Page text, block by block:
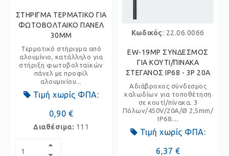
ΣΤΗΡΙΓΜΑ ΤΕΡΜΑΤΙΚΟ ΓΙΑ
ΦΩΤΟΒΟΛΤΑΙΚΟ ΠΑΝΕΛ
30MM
Τερματικό στήριγμα από
αλουμίνιο, κατάλληλο για
στήριξη φωτοβολταϊκών
πάνελ με προφίλ
αλουμινίου...
Τιμή χωρίς ΦΠΑ:
0,90 €
Διαθέσιμα: 111
Κωδικός: 22.06.0066
EW-19MP ΣΥΝΔΕΣΜΟΣ
ΓΙΑ ΚΟΥΤI/ΠΙΝΑΚΑ
ΣΤΕΓΑΝΟΣ IP68 - 3P 20A
Αδιάβροχος σύνδεσμος
καλωδίων για τοποθέτηση
σε κουτί/πίνακα. 3
Πόλων/450V/20A/Ø 2,5mm/
IP68....
Τιμή χωρίς ΦΠΑ:
6,37 €